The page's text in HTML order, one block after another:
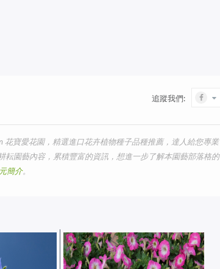
追蹤我們:
花寶愛花園，精選進口花卉植物種子品種推薦，達人給您專業
園藝內容，累積豐富的資訊，想進一步了解本園藝部落格的
簡介。